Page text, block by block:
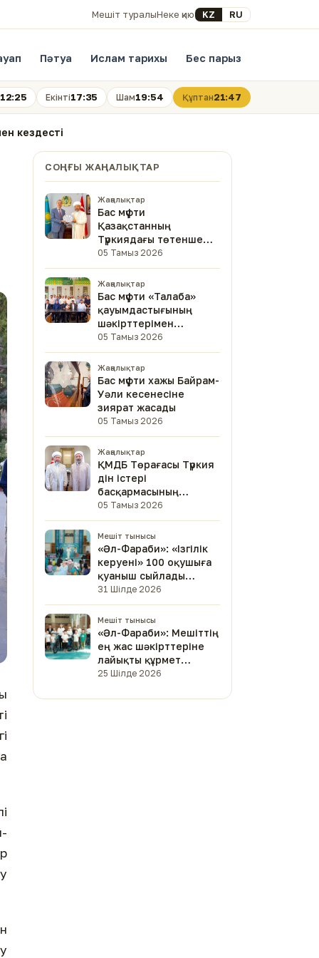
Мешіт туралыНеке қиюSelect your language
KZ RU
Пәтуа Ислам тарихы Бес парыз
12:25 Екінті17:35 Шам19:54 Құптан21:47
кездесті
СОҢҒЫ ЖАҢАЛЫҚТАР
Жаңалықтар
Бас мүфти
Қазақстанның
Түркиядағы төтенше
және өкілетті
елшісімен кездесті
05 Тамыз 2026
Жаңалықтар
Бас мүфти «Талаба»
қауымдастығының
шәкірттерімен
кездесті
05 Тамыз 2026
Жаңалықтар
Бас мүфти хажы Байрам-
Уәли кесенесіне
зиярат жасады
05 Тамыз 2026
Жаңалықтар
ҚМДБ Төрағасы Түркия
дін істері
басқармасының
төрағасымен кездесті
05 Тамыз 2026
Мешіт тынысы
«Әл-Фараби»: «Ізгілік
керуені» 100 оқушыға
қуаныш сыйлады
(фото)
31 Шілде 2026
Мешіт тынысы
«Әл-Фараби»: Мешіттің
ең жас шәкірттеріне
лайықты құрмет
көрсетілді (фото)
25 Шілде 2026